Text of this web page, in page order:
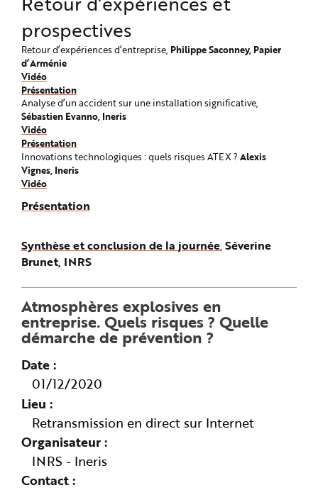
prospectives
Retour d’expériences d’entreprise, Philippe Saconney, Papier
d’Arménie
Vidéo
Présentation
Analyse d’un accident sur une installation significative,
Sébastien Evanno, Ineris
Vidéo
Présentation
Innovations technologiques : quels risques ATEX ? Alexis
Vignes, Ineris
Vidéo
Présentation
Synthèse et conclusion de la journée,Séverine
Brunet, INRS
Atmosphères explosives en
entreprise. Quels risques ? Quelle
démarche de prévention ?
Date
01/12/2020
Lieu
Retransmission en direct sur Internet
Organisateur
INRS - Ineris
Contact